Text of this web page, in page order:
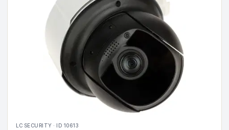
LC SECURITY · ID 10613